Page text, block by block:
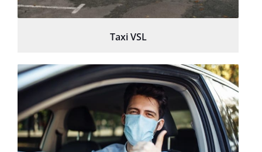
Taxi VSL